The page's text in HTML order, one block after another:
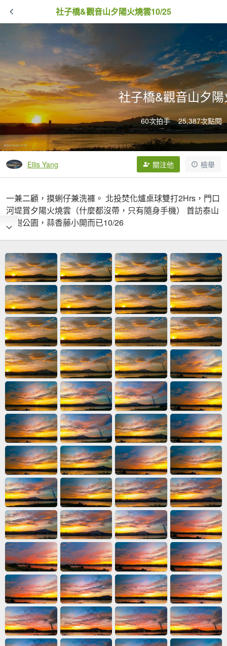
社子橋&觀音山夕陽火燒雲10/25
社子橋&觀音山夕
60次拍手 25,387次點閱
Ellis Yang 關注他 檢舉
一兼二顧，摸蜊仔兼洗褲。 北投焚化爐桌球雙打2Hrs，門口
河堤賞夕陽火燒雲（什麼都沒帶，只有隨身手機） 首訪泰山
楓樹公園，蒜香藤小開而已10/26